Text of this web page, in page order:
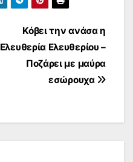
Κόβει την ανάσα η
Ελευθερία Ελευθερίου –
Ποζάρει με μαύρα
εσώρουχα